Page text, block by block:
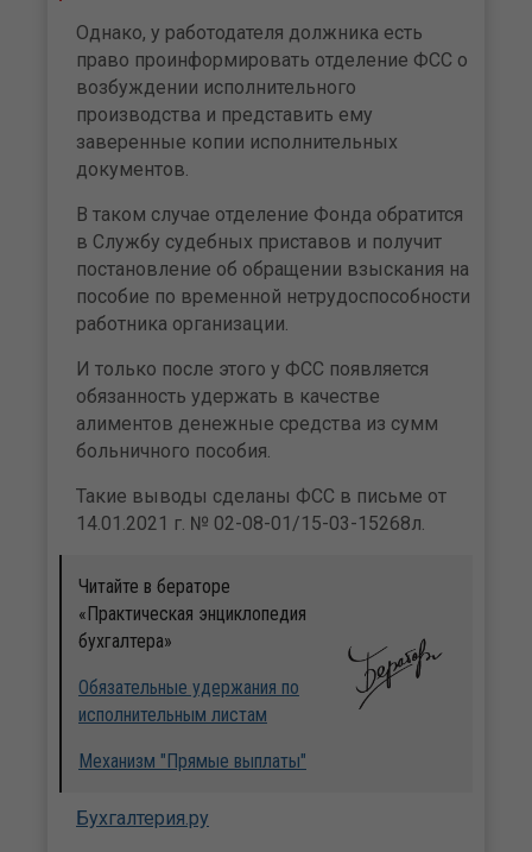
Однако, у работодателя должника есть
право проинформировать отделение ФСС о
возбуждении исполнительного
производства и представить ему
заверенные копии исполнительных
документов.
В таком случае отделение Фонда обратится
в Службу судебных приставов и получит
постановление об обращении взыскания на
пособие по временной нетрудоспособности
работника организации.
И только после этого у ФСС появляется
обязанность удержать в качестве
алиментов денежные средства из сумм
больничного пособия.
Такие выводы сделаны ФСС в письме от
14.01.2021 г. № 02-08-01/15-03-15268л.
Читайте в бераторе
«Практическая энциклопедия
бухгалтера»
Обязательные удержания по
исполнительным листам
Механизм "Прямые выплаты"
Бухгалтерия.ру